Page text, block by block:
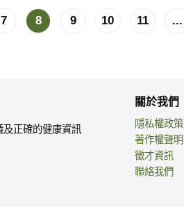
7 8 9 10 11 ...
正確的健康資訊
關於我們
隱私權政策
著作權聲明
徵才資訊
聯絡我們